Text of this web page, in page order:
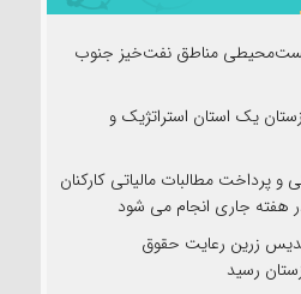
مناطق نفت‌خیز جنوب
یک استان استراتژیک و
پرداخت مطالبات مالیاتی کارکنان
جاری انجام می شود
زرین رعایت حقوق
رسید